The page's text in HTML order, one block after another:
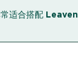
常适合搭配